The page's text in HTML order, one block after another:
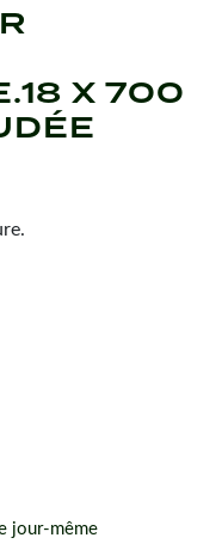
X 700
jour-même